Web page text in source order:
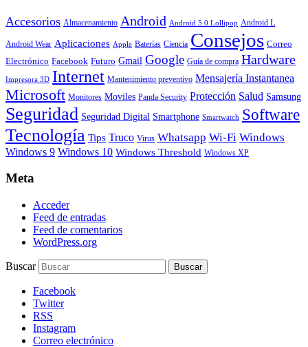
Accesorios Almacenamiento Android Android 5.0 Lollipop Android L
Android Wear Aplicaciones Apple Baterías Ciencia Consejos Correo
Electrónico Facebook Futuro Gmail Google Guía de compra Hardware
Impresora 3D Internet Mantenimiento preventivo Mensajería Instantanea
Microsoft Monitores Moviles Panda Security Protección Salud Samsung
Seguridad Seguridad Digital Smartphone Smartwatch Software
Tecnología Tips Truco Virus Whatsapp Wi-Fi Windows
Windows 9 Windows 10 Windows Threshold Windows XP
Meta
Acceder
Feed de entradas
Feed de comentarios
WordPress.org
Buscar
Facebook
Twitter
RSS
Instagram
Correo electrónico